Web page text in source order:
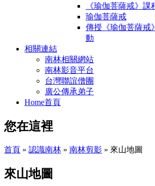
《瑜伽菩薩戒》課
瑜伽菩薩戒
傳授《瑜伽菩薩戒
動
相關連結
南林相關網站
南林影音平台
台灣聯誼僧團
廣公傳承弟子
Home首頁
您在這裡
首頁 » 認識南林 » 南林剪影 » 來山地圖
來山地圖